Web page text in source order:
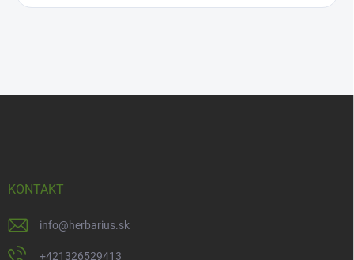
KONTAKT
info@herbarius.sk
+421326529413